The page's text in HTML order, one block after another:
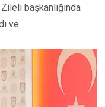
başkanlığında
ve